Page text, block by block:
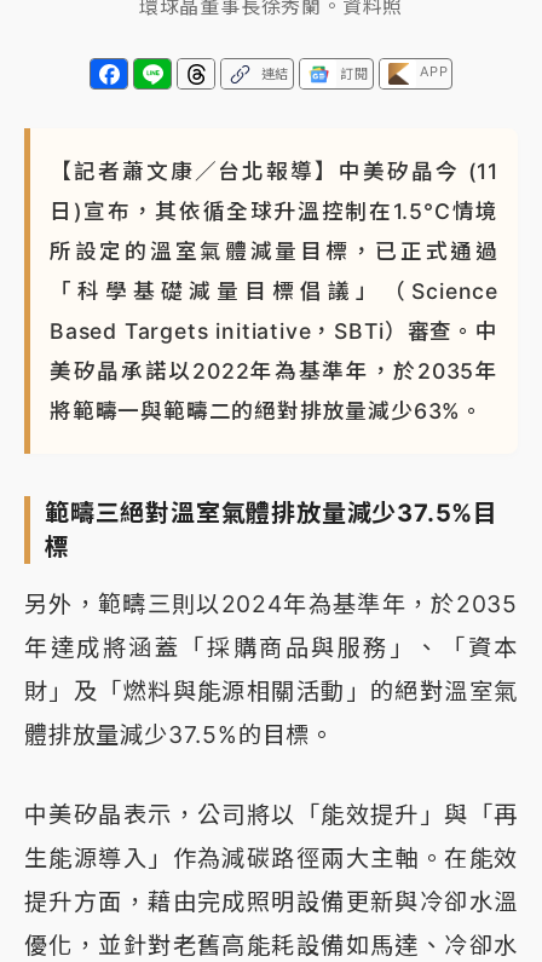
環球晶董事長徐秀蘭。資料照
連結 訂閱 APP
【記者蕭文康／台北報導】中美矽晶今 (11
日)宣布，其依循全球升溫控制在1.5°C情境
所設定的溫室氣體減量目標，已正式通過
「科學基礎減量目標倡議」（Science
Based Targets initiative，SBTi）審查。中
美矽晶承諾以2022年為基準年，於2035年
將範疇一與範疇二的絕對排放量減少63%。
範疇三絕對溫室氣體排放量減少37.5%目
標
另外，範疇三則以2024年為基準年，於2035
年達成將涵蓋「採購商品與服務」、「資本
財」及「燃料與能源相關活動」的絕對溫室氣
體排放量減少37.5%的目標。
中美矽晶表示，公司將以「能效提升」與「再
生能源導入」作為減碳路徑兩大主軸。在能效
提升方面，藉由完成照明設備更新與冷卻水溫
優化，並針對老舊高能耗設備如馬達、冷卻水